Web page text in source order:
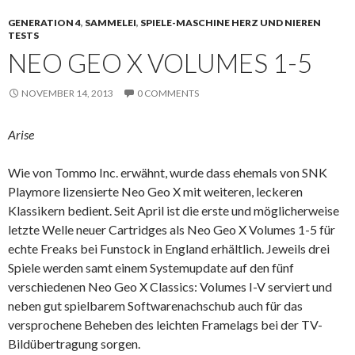
GENERATION 4, SAMMELEI, SPIELE-MASCHINE HERZ UND NIEREN
TESTS
NEO GEO X VOLUMES 1-5
NOVEMBER 14, 2013 0 COMMENTS
Arise
Wie von Tommo Inc. erwähnt, wurde dass ehemals von SNK
Playmore lizensierte Neo Geo X mit weiteren, leckeren
Klassikern bedient. Seit April ist die erste und möglicherweise
letzte Welle neuer Cartridges als Neo Geo X Volumes 1-5 für
echte Freaks bei Funstock in England erhältlich. Jeweils drei
Spiele werden samt einem Systemupdate auf den fünf
verschiedenen Neo Geo X Classics: Volumes I-V serviert und
neben gut spielbarem Softwarenachschub auch für das
versprochene Beheben des leichten Framelags bei der TV-
Bildübertragung sorgen.